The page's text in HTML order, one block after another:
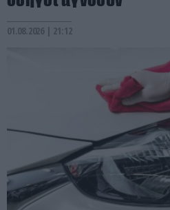
01.08.2026 | 21:12